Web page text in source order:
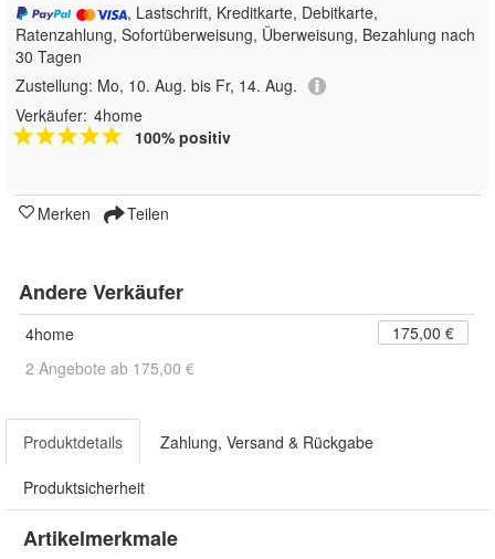
, Lastschrift, Kreditkarte, Debitkarte,
Ratenzahlung, Sofortüberweisung, Überweisung, Bezahlung nach
30 Tagen
Zustellung: Mo, 10. Aug. bis Fr, 14. Aug.
Verkäufer: 4home
100% positiv
Merken Teilen
Andere Verkäufer
4home
175,00 €
2 Angebote ab 175,00 €
Produktdetails Zahlung, Versand & Rückgabe
Produktsicherheit
Artikelmerkmale